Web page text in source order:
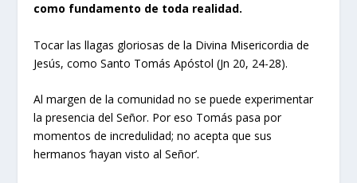
como fundamento de toda realidad.
Tocar las llagas gloriosas de la Divina Misericordia de
Jesús, como Santo Tomás Apóstol (Jn 20, 24-28).
Al margen de la comunidad no se puede experimentar
la presencia del Señor. Por eso Tomás pasa por
momentos de incredulidad; no acepta que sus
hermanos ‘hayan visto al Señor’.